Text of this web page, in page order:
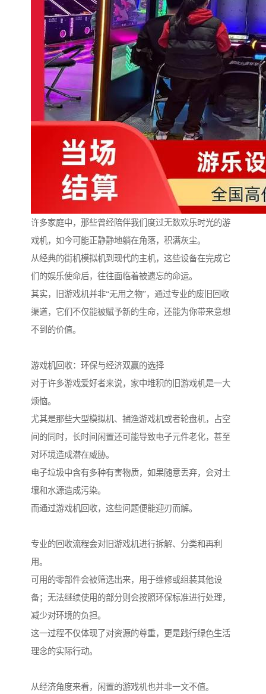
许多家庭中，那些曾经陪伴我们度过无数欢乐时光的游
戏机，如今可能正静静地躺在角落，积满灰尘。
从经典的街机模拟机到现代的主机，这些设备在完成它
们的娱乐使命后，往往面临着被遗忘的命运。
其实，旧游戏机并非“无用之物”，通过专业的废旧回收
渠道，它们不仅能被赋予新的生命，还能为你带来意想
不到的价值。
游戏机回收：环保与经济双赢的选择
对于许多游戏爱好者来说，家中堆积的旧游戏机是一大
烦恼。
尤其是那些大型模拟机、捕渔游戏机或者轮盘机，占空
间的同时，长时间闲置还可能导致电子元件老化，甚至
对环境造成潜在威胁。
电子垃圾中含有多种有害物质，如果随意丢弃，会对土
壤和水源造成污染。
而通过游戏机回收，这些问题便能迎刃而解。
专业的回收流程会对旧游戏机进行拆解、分类和再利
用。
可用的零部件会被筛选出来，用于维修或组装其他设
备；无法继续使用的部分则会按照环保标准进行处理，
减少对环境的负担。
这一过程不仅体现了对资源的尊重，更是践行绿色生活
理念的实际行动。
从经济角度来看，闲置的游戏机也并非一文不值。